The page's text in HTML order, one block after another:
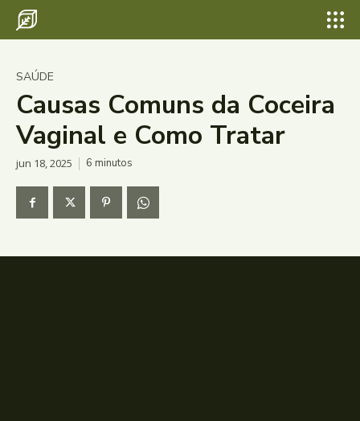
SAÚDE
Causas Comuns da Coceira
Vaginal e Como Tratar
jun 18, 2025 6 minutos